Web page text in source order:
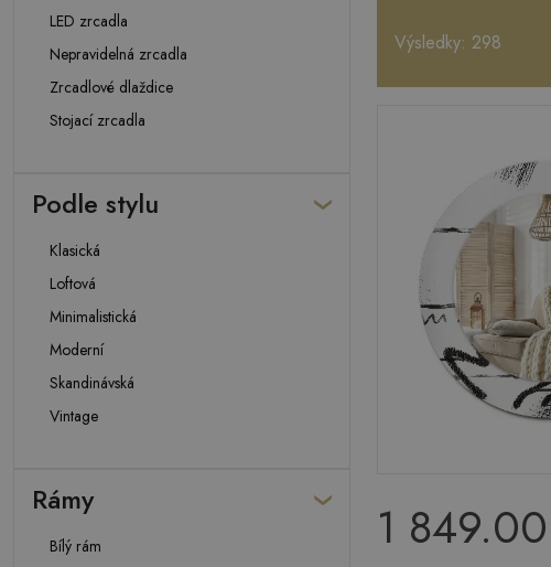
LED zrcadla
Nepravidelná zrcadla
Zrcadlové dlaždice
Stojací zrcadla
Podle stylu
Klasická
Loftová
Minimalistická
Moderní
Skandinávská
Vintage
Rámy
Bílý rám
Výsledky: 298
1